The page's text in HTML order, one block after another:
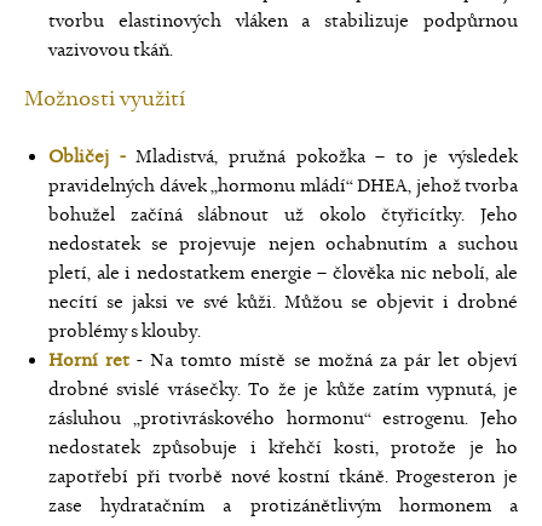
tvorbu elastinových vláken a stabilizuje podpůrnou
vazivovou tkáň.
Možnosti využití
Obličej -Mladistvá, pružná pokožka – to je výsledek
pravidelných dávek „hormonu mládí“ DHEA, jehož tvorba
bohužel začíná slábnout už okolo čtyřicítky. Jeho
nedostatek se projevuje nejen ochabnutím a suchou
pletí, ale i nedostatkem energie – člověka nic nebolí, ale
necítí se jaksi ve své kůži. Můžou se objevit i drobné
problémy s klouby.
Horní ret - Na tomto místě se možná za pár let objeví
drobné svislé vrásečky. To že je kůže zatím vypnutá, je
zásluhou „protivráskového hormonu“ estrogenu. Jeho
nedostatek způsobuje i křehčí kosti, protože je ho
zapotřebí při tvorbě nové kostní tkáně. Progesteron je
zase hydratačním a protizánětlivým hormonem a